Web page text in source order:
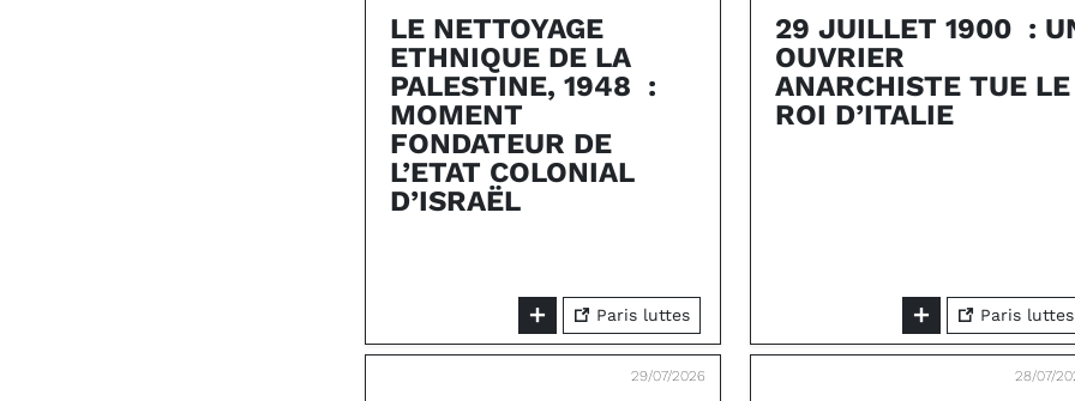
LE NETTOYAGE
ETHNIQUE DE LA
PALESTINE, 1948 :
MOMENT
FONDATEUR DE
L’ETAT COLONIAL
D’ISRAËL
Paris luttes
29 JUILLET 1900 :
OUVRIER
ANARCHISTE TUE LE
ROI D’ITALIE
Paris luttes
29/07/2026 28/07/